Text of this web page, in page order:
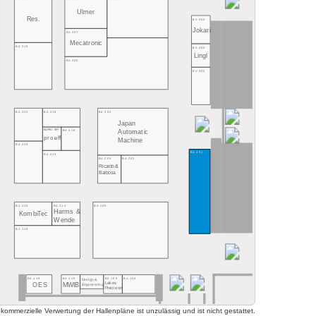
B4.118
OES
B4.116
MWIB
B4.108
Lakes
Precision
B4.104
Design&
Engineering
B4.119
B4.105
B4.101
B4.220
KombiTec
B4.214
Harms &
Wende
B4.219
B4.215
B4.209
Ricardo &
Barbosa
B4.205
B4.304
Japan
Automatic
Machine
B4.PRO. EFF
pro.eff
B4.316
B4.320
B4.318
B4.300
B4.319
B4.305
B4.400
Lingl
B4.307
Mecatronic
B4.500
Jokari
Res.
Ulmer
Verwertung der Hallenpläne ist unzulässig und ist nicht gestattet.